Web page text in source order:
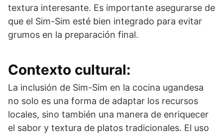
textura interesante. Es importante asegurarse de
que el Sim-Sim esté bien integrado para evitar
grumos en la preparación final.
Contexto cultural:
La inclusión de Sim-Sim en la cocina ugandesa
no solo es una forma de adaptar los recursos
locales, sino también una manera de enriquecer
el sabor y textura de platos tradicionales. El uso